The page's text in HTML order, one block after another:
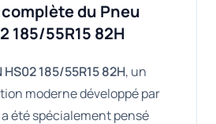
du Pneu
185/55R15 82H
HS02 185/55R15 82H, un
moderne développé par
été spécialement pensé